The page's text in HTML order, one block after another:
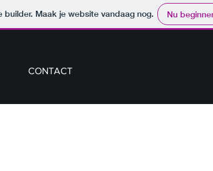
builder. Maak je website vandaag nog. Nu
CONTACT